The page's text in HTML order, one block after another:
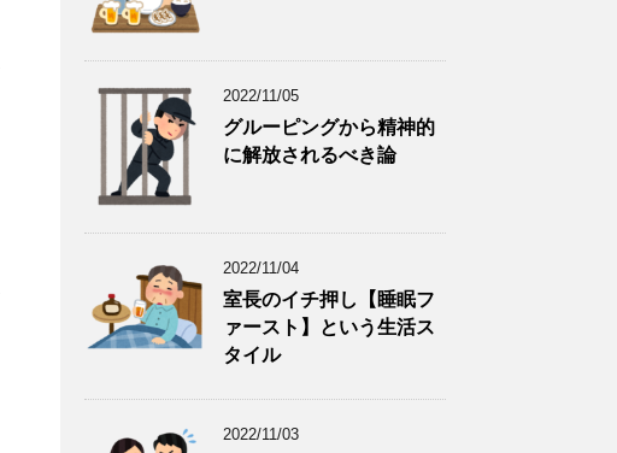
2022/11/05
グルーピングから精神的
に解放されるべき論
2022/11/04
室長のイチ押し【睡眠フ
ァースト】という生活ス
タイル
2022/11/03